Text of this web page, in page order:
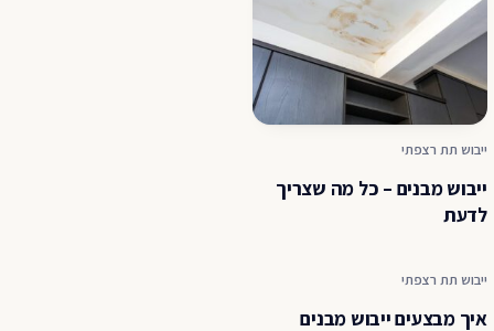
ייבוש תת רצפתי
ייבוש מבנים – כל מה שצריך
לדעת
ייבוש תת רצפתי
איך מבצעים ייבוש מבנים